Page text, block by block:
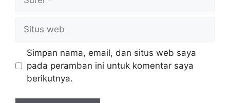
Situs
web
Simpan nama, email, dan situs web saya
pada peramban ini untuk komentar saya
berikutnya.